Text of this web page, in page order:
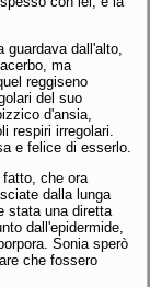
guardava dall'alto,
ma
reggiseno
del suo
d'ansia,
respiri irregolari.
e felice di esserlo.
che ora
dalla lunga
stata una diretta
dall'epidermide,
Sonia sperò
che fossero